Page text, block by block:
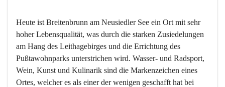
Heute ist Breitenbrunn am Neusiedler See ein Ort mit sehr
hoher Lebensqualität, was durch die starken Zusiedelungen
am Hang des Leithagebirges und die Errichtung des
Pußtawohnparks unterstrichen wird. Wasser- und Radsport,
Wein, Kunst und Kulinarik sind die Markenzeichen eines
Ortes, welcher es als einer der wenigen geschafft hat bei